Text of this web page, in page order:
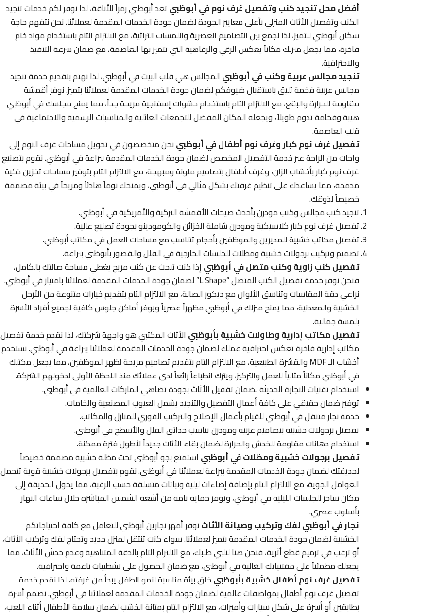
أفضل محل تنجيد كنب وتفصيل غرف نوم في أبوظبيتعد أبوظبي رمزاً للأناقة، لذا نوفر لكم خدمات تنجيد
الكنب وتفصيل الأثاث المنزلي بأعلى معايير الجودة لضمان جودة الخدمات المقدمة لعملائنا. نحن نتفهم حاجة
سكان أبوظبي للتميز، لذا نجمع بين التصاميم العصرية واللمسات التراثية، مع الالتزام التام باستخدام مواد خام
فاخرة، مما يجعل منزلك مكاناً يعكس الرقي والرفاهية التي تتميز بها العاصمة، مع ضمان سرعة التنفيذ
والاحترافية.
تنجيد مجالس عربية وكنب في أبوظبي المجالس هي قلب البيت في أبوظبي، لذا نهتم بتقديم خدمة تنجيد
مجالس عربية فخمة تليق باستقبال ضيوفكم لضمان جودة الخدمات المقدمة لعملائنا بتميز. نوفر أقمشة
مقاومة للحرارة والبقع، مع الالتزام التام باستخدام حشوات إسفنجية مريحة جداً، مما يمنح مجلسك في أبوظبي
هيبة وفخامة تدوم طويلاً، ويجعله المكان المفضل للتجمعات العائلية والمناسبات الرسمية والاجتماعية في
قلب العاصمة.
تفصيل غرف نوم كبار وغرف نوم أطفال في أبوظبينحن متخصصون في تحويل مساحات غرف النوم إلى
واحات من الراحة عبر خدمة التفصيل المخصص لضمان جودة الخدمات المقدمة ببراعة في أبوظبي. نقوم بتصنيع
غرف نوم كبار بأخشاب الزان، وغرف أطفال بتصاميم ملونة ومبهجة، مع الالتزام التام بتوفير مساحات تخزين ذكية
مدمجة، مما يساعدك على تنظيم غرفتك بشكل مثالي في أبوظبي، ويمنحك نوماً هادئاً ومريحاً في بيئة مصممة
خصيصاً لذوقك.
تنجيد كنب مجالس وكنب مودرن بأحدث صيحات الأقمشة التركية والأمريكية في أبوظبي.
تفصيل غرف نوم كبار كلاسيكية ومودرن شاملة الخزائن والكومودينو بجودة تصنيع عالية.
تفصيل مكاتب خشبية للمديرين والموظفين بأحجام تتناسب مع مساحات العمل في مكاتب أبوظبي.
تصميم وتركيب برجولات خشبية ومظلات للجلسات الخارجية في الفلل والقصور بأبوظبي ببراعة.
تفصيل كنب زاوية وكنب متصل في أبوظبيإذا كنت تبحث عن كنب مريح يغطي مساحة صالتك بالكامل،
فنحن نوفر خدمة تفصيل الكنب المتصل “L Shape” لضمان جودة الخدمات المقدمة لعملائنا بامتياز في أبوظبي.
نراعي دقة المقاسات وتناسق الألوان مع ديكور الصالة، مع الالتزام التام بتقديم خيارات متنوعة من الأرجل
الخشبية والمعدنية، مما يمنح منزلك في أبوظبي مظهراً عصرياً ويوفر أماكن جلوس كافية لجميع أفراد الأسرة
بلمسة جمالية.
تفصيل مكاتب إدارية وطاولات خشبية بأبوظبي الأثاث المكتبي هو واجهة شركتك، لذا نقدم خدمة تفصيل
مكاتب إدارية فاخرة تعكس احترافية عملك لضمان جودة الخدمات المقدمة لعملائنا ببراعة في أبوظبي. نستخدم
أخشاب الـ MDF والقشرة الطبيعية، مع الالتزام التام بتقديم تصاميم مريحة لظهر الموظفين، مما يجعل مكتبك
في أبوظبي مكاناً مثالياً للعمل والتركيز، ويترك انطباعاً رائعاً لدى عملائك منذ اللحظة الأولى لدخولهم الشركة.
استخدام تقنيات النجارة الحديثة لضمان تقفيل الأثاث بجودة تضاهي الماركات العالمية في أبوظبي.
توفير ضمان حقيقي على كافة أعمال التفصيل والتنجيد يشمل العيوب المصنعية والخامات.
خدمة نجار متنقل في أبوظبي للقيام بأعمال الإصلاح والتركيب الفوري للمنازل والمكاتب.
تفصيل برجولات خشبية بتصاميم عربية ومودرن تناسب حدائق الفلل والأسطح في أبوظبي.
استخدام دهانات مقاومة للخدش والحرارة لضمان بقاء الأثاث جديداً لأطول فترة ممكنة.
تفصيل برجولات خشبية ومظلات في أبوظبي استمتع بجو أبوظبي تحت مظلة خشبية مصممة خصيصاً
لحديقتك لضمان جودة الخدمات المقدمة ببراعة لعملائنا في أبوظبي. نقوم بتفصيل برجولات خشبية قوية تتحمل
العوامل الجوية، مع الالتزام التام بإضافة إضاءات ليلية ونباتات متسلقة حسب الرغبة، مما يحول الحديقة إلى
مكان ساحر للجلسات الليلية في أبوظبي، ويوفر حماية تامة من أشعة الشمس المباشرة خلال ساعات النهار
بأسلوب عصري.
نجار في أبوظبي لفك وتركيب وصيانة الأثاثنوفر أمهر نجارين أبوظبي للتعامل مع كافة احتياجاتكم
الخشبية لضمان جودة الخدمات المقدمة بتميز لعملائنا. سواء كنت تنتقل لمنزل جديد وتحتاج لفك وتركيب الأثاث،
أو ترغب في ترميم قطع أثرية، فنحن هنا لنلبي طلبك، مع الالتزام التام بالدقة المتناهية وعدم خدش الأثاث، مما
يجعلك مطمئناً على مقتنياتك الغالية في أبوظبي، مع ضمان الحصول على تشطيبات ناعمة واحترافية.
تفصيل غرف نوم أطفال خشبية بأبوظبيخلق بيئة مناسبة لنمو الطفل يبدأ من غرفته، لذا نقدم خدمة
تفصيل غرف نوم أطفال بمواصفات عالمية لضمان جودة الخدمات المقدمة لعملائنا في أبوظبي. نصمم أسرة
بطابقين أو أسرة على شكل سيارات وأميرات، مع الالتزام التام بمتانة الخشب لضمان سلامة الأطفال أثناء اللعب،